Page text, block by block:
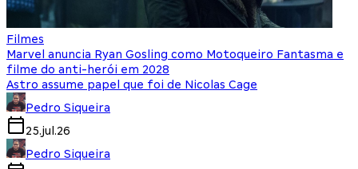
Filmes
Marvel anuncia Ryan Gosling como Motoqueiro Fantasma e
filme do anti-herói em 2028
Astro assume papel que foi de Nicolas Cage
Pedro Siqueira
25.jul.26
Pedro Siqueira